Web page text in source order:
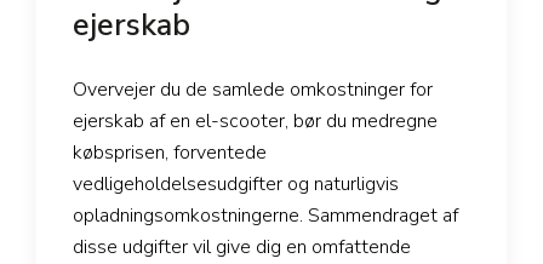
ejerskab
Overvejer du de samlede omkostninger for
ejerskab af en el-scooter, bør du medregne
købsprisen, forventede
vedligeholdelsesudgifter og naturligvis
opladningsomkostningerne. Sammendraget af
disse udgifter vil give dig en omfattende